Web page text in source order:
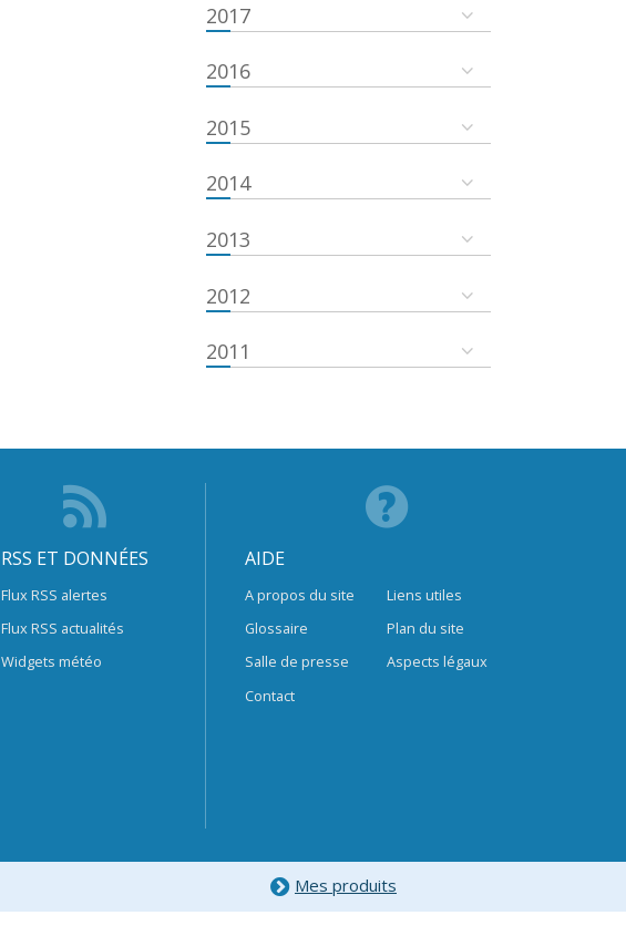
2017
2016
2015
2014
2013
2012
2011
RSS ET DONNÉES
Flux RSS alertes
Flux RSS actualités
Widgets météo
AIDE
A propos du site
Glossaire
Salle de presse
Contact
Liens utiles
Plan du site
Aspects légaux
Mes produits